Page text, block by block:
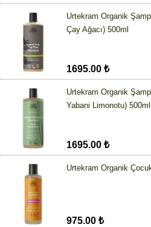
Urtekram Organik
Çay Ağacı) 500ml
1695.00 ₺
Urtekram Organik
Yabani Limonotu) 500ml
1695.00 ₺
Urtekram Organik
975.00 ₺